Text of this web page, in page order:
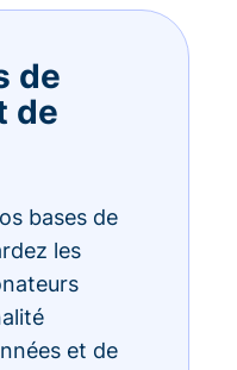
de
de
bases de
les
et de